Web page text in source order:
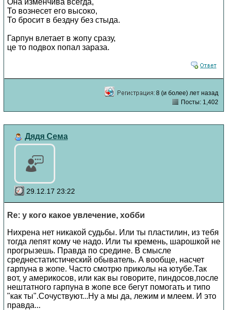
Она изменчива всегда,
То вознесет его высоко,
То бросит в бездну без стыда.
Гарпун влетает в жопу сразу,
це то подвох попал зараза.
8 (и более) лет назад
Посты: 1,402
Дядя Сема
29.12.17 23:22
Re: у кого какое увлечение, хобби
Нихрена нет никакой судьбы. Или ты пластилин, из тебя
тогда лепят кому че надо. Или ты кремень, шарошкой не
прогрызешь. Правда по средине. В смысле
среднестатистический обыватель. А вообще, насчет
гарпуна в жопе. Часто смотрю приколы на ютубе.Так
вот, у америкосов, или как вы говорите, пиндосов,после
нештатного гарпуна в жопе все бегут помогать и типо
"как ты".Сочуствуют...Ну а мы да, лежим и млеем. И это
правда...